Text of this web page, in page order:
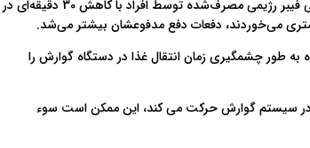
یک مطالعه مشاهده‌ای در افراد با هضم کند نشان داد که هر گرم اضافی فیبر رژیمی مصرف‌شده توسط افراد با کاهش 30 دقیقه‌ای در
می‌خوردند، دفعات دفع مدفوعشان بیشتر می‌شد.
طور چشمگیری زمان انتقال غذا در دستگاه گوارش را
در سیستم گوارش حرکت می کند، این ممکن است سوء